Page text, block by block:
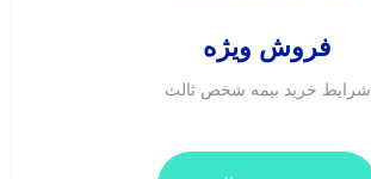
فروش ویژه
شرایط خرید بیمه شخص ثالث